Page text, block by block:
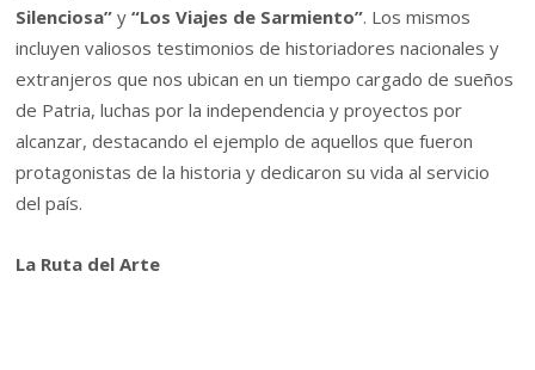
Silenciosa”y“Los Viajes de Sarmiento”. Los mismos
incluyen valiosos testimonios de historiadores nacionales y
extranjeros que nos ubican en un tiempo cargado de sueños
de Patria, luchas por la independencia y proyectos por
alcanzar, destacando el ejemplo de aquellos que fueron
protagonistas de la historia y dedicaron su vida al servicio
del país.
La Ruta del Arte